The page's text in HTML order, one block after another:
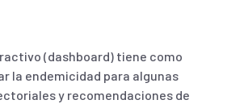
(dashboard) tiene como
la endemicidad para algunas
y recomendaciones de